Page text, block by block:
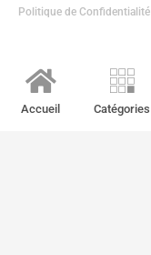
Politique de Confidentialité
Accueil Catégories